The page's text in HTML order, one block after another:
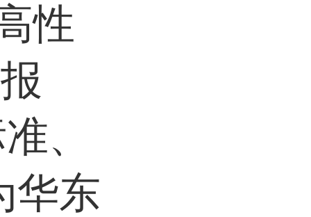
性
、
华东